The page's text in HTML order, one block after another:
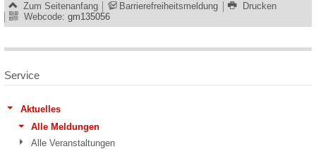
Zum Seitenanfang Barrierefreiheitsmeldung
Drucken
Webcode: gm135056
Service
Aktuelles
Alle Meldungen
Alle Veranstaltungen